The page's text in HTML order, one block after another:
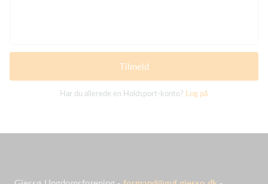
Tilmeld
Har du allerede en Holdsport-konto? Log på